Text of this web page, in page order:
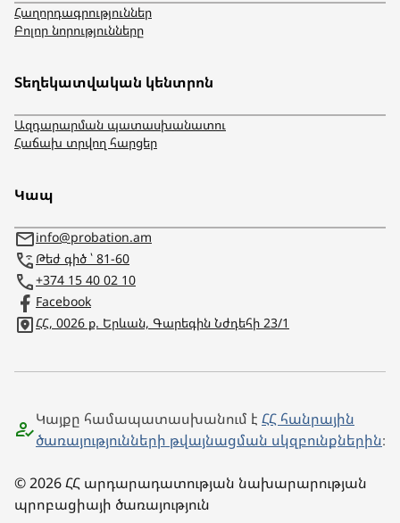
Հաղորդագրություններ
Բոլոր նորությունները
Տեղեկատվական կենտրոն
Ազդարարման պատասխանատու
Հաճախ տրվող հարցեր
Կապ
info@probation.am
Թեժ գիծ ՝ 81-60
+374 15 40 02 10
Facebook
ՀՀ, 0026 ք. Երևան, Գարեգին Նժդեհի 23/1
Կայքը համապատասխանում է ՀՀ հանրային
ծառայությունների թվայնացման սկզբունքներին։
© 2026 ՀՀ արդարադատության նախարարության
պրոբացիայի ծառայություն